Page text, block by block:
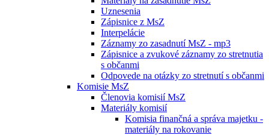
Uznesenia
Zápisnice z MsZ
Interpelácie
Záznamy zo zasadnutí MsZ - mp3
Zápisnice a zvukové záznamy zo stretnutia
s občanmi
Odpovede na otázky zo stretnutí s občanmi
Komisie MsZ
Členovia komisií MsZ
Materiály komisií
Komisia finančná a správa majetku -
materiály na rokovanie